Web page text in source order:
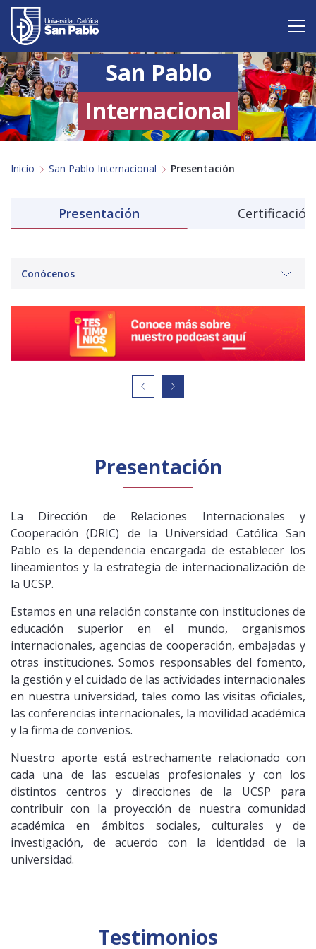
Vive San Pablo
Admisión
Carreras
Postgrado
Servicio y proyección a la sociedad
Alumnos Profesores Antiguos Alumnos Padres
Empresas
Licenciamiento Biblioteca
Noticias
San Pablo
Internacional
Inicio San Pablo Internacional Presentación
Presentación Certificación
Conócenos
Presentación
La Dirección de Relaciones Internacionales y
Cooperación (DRIC) de la Universidad Católica San
Pablo es la dependencia encargada de establecer los
lineamientos y la estrategia de internacionalización de
la UCSP.
Estamos en una relación constante con instituciones de
educación superior en el mundo, organismos
internacionales, agencias de cooperación, embajadas y
otras instituciones. Somos responsables del fomento,
la gestión y el cuidado de las actividades internacionales
en nuestra universidad, tales como las visitas oficiales,
las conferencias internacionales, la movilidad académica
y la firma de convenios.
Nuestro aporte está estrechamente relacionado con
cada una de las escuelas profesionales y con los
distintos centros y direcciones de la UCSP para
contribuir con la proyección de nuestra comunidad
académica en ámbitos sociales, culturales y de
investigación, de acuerdo con la identidad de la
universidad.
Testimonios